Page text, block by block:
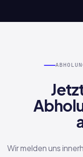
Wir melden uns